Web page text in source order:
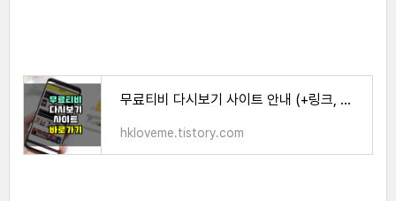
무료티비 다시보기 사이트 안내 (+링크, 이용방법)
hkloveme.tistory.com